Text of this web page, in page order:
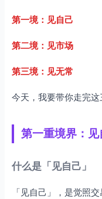
第一境：见自己
第二境：见市场
第三境：见无常
今天，我要带你走完这
第一重境界：见
什么是「见自己」
「见自己」，是觉照